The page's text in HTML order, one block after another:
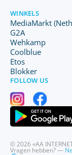
WINKELS
MediaMarkt
G2A
Wehkamp
Coolblue
Etos
Blokker
FOLLOW US
© 2026 «AA
Vragen hebben? —